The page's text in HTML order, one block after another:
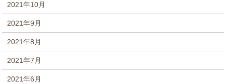
2021年10月
2021年9月
2021年8月
2021年7月
2021年6月